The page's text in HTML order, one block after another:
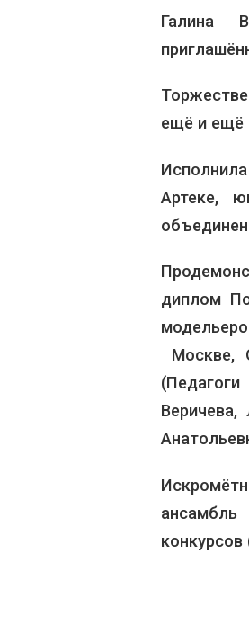
Галина
ещё и ещё
Артеке,
диплом
Москве,